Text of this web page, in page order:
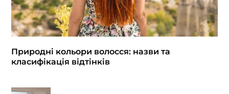
Природні кольори волосся: назви та
класифікація відтінків